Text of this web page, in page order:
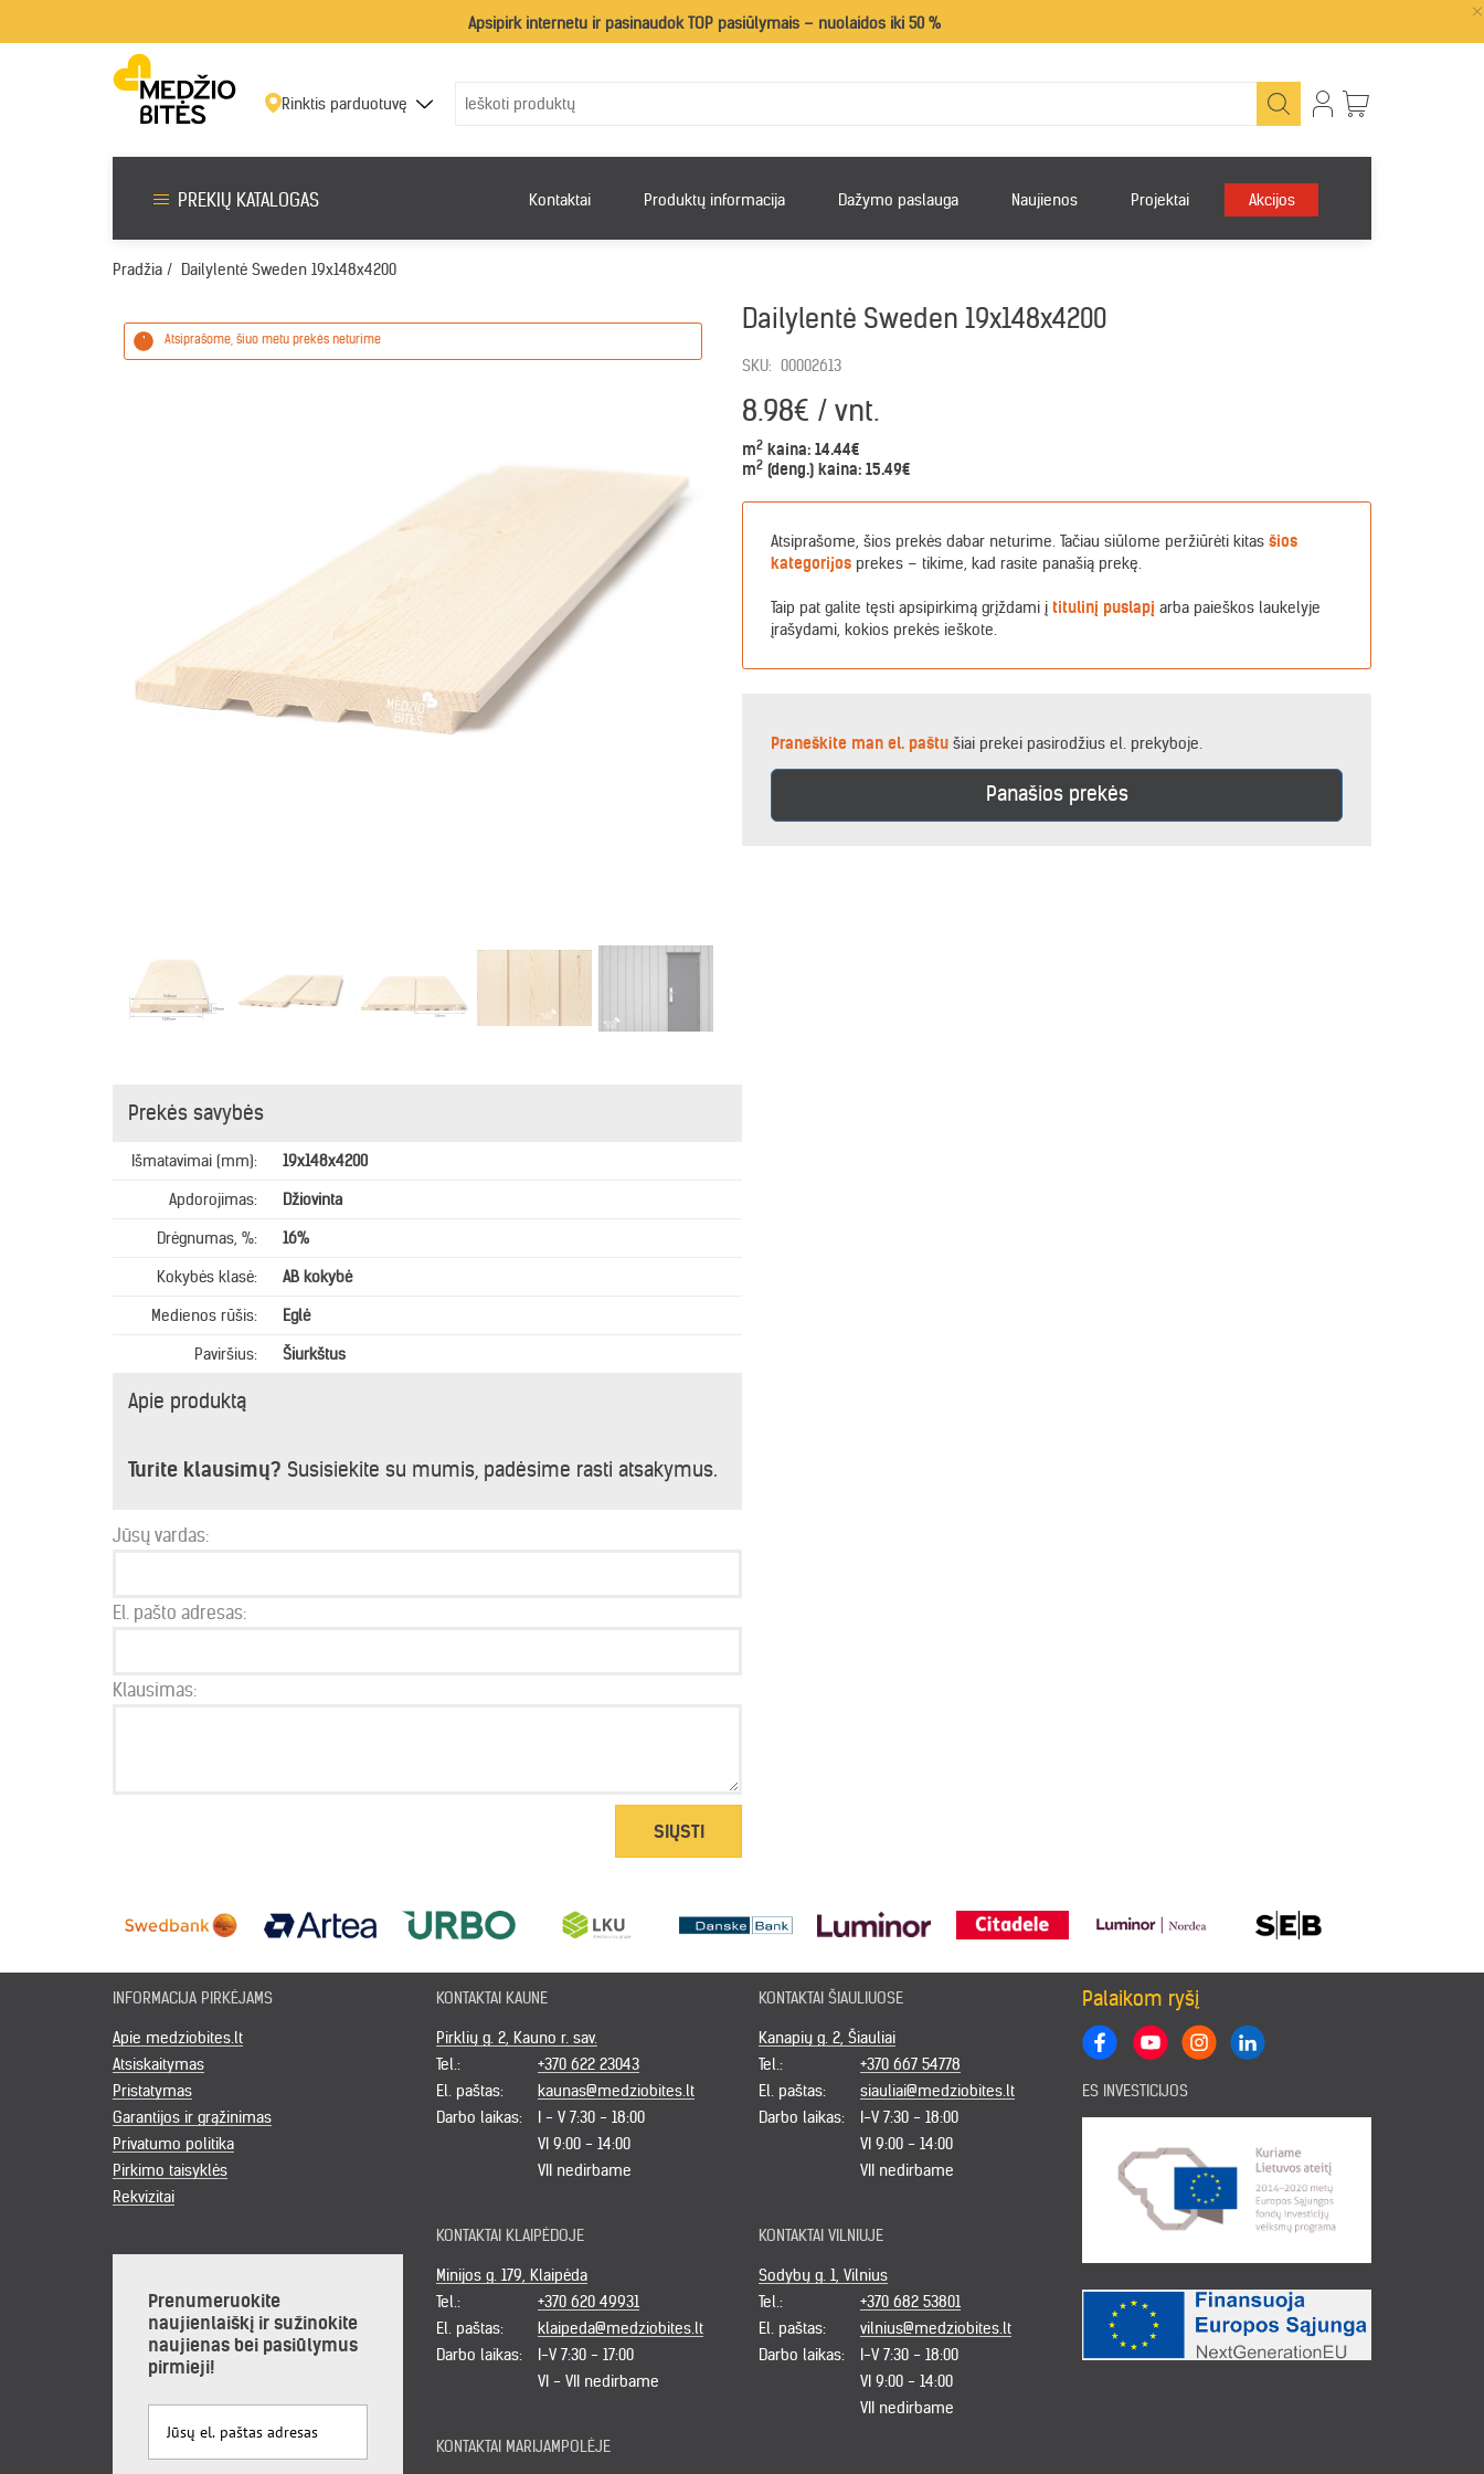
×
Apsipirk internetu ir pasinaudok TOP pasiūlymais – nuolaidos iki 50 %
Rinktis parduotuvę
PREKIŲ KATALOGAS Kontaktai Produktų informacija Dažymo paslauga Naujienos Projektai Akcijos
Pradžia / Dailylentė Sweden 19x148x4200
Atsiprašome, šiuo metu prekės neturime
Prekės savybės
Išmatavimai (mm):
19x148x4200
Apdorojimas:
Džiovinta
Drėgnumas, %:
16%
Kokybės klasė:
AB kokybė
Medienos rūšis:
Eglė
Paviršius:
Šiurkštus
Apie produktą
Turite klausimų? Susisiekite su mumis, padėsime rasti atsakymus.
Jūsų vardas:
El. pašto adresas:
Klausimas:
SIŲSTI
Dailylentė Sweden 19x148x4200
SKU: 00002613
8.98€ / vnt.
m2 kaina: 14.44€
m2 (deng.) kaina: 15.49€
Atsiprašome, šios prekės dabar neturime. Tačiau siūlome peržiūrėti kitas šios
kategorijos prekes – tikime, kad rasite panašią prekę.
Taip pat galite tęsti apsipirkimą grįždami į titulinį puslapį arba paieškos laukelyje
įrašydami, kokios prekės ieškote.
Praneškite man el. paštu šiai prekei pasirodžius el. prekyboje.
Panašios prekės
INFORMACIJA PIRKĖJAMS
Apie medziobites.lt
Atsiskaitymas
Pristatymas
Garantijos ir grąžinimas
Privatumo politika
Pirkimo taisyklės
Rekvizitai
Prenumeruokite
naujienlaiškį ir sužinokite
naujienas bei pasiūlymus
pirmieji!
KONTAKTAI KAUNE
Pirklių g. 2, Kauno r. sav.
Tel.:
+370 622 23043
El. paštas:
kaunas@medziobites.lt
Darbo laikas:
I - V 7:30 - 18:00
VI 9:00 - 14:00
VII nedirbame
KONTAKTAI KLAIPĖDOJE
Minijos g. 179, Klaipėda
Tel.:
+370 620 49931
El. paštas:
klaipeda@medziobites.lt
Darbo laikas:
I-V 7:30 - 17:00
VI - VII nedirbame
KONTAKTAI MARIJAMPOLĖJE
KONTAKTAI ŠIAULIUOSE
Kanapių g. 2, Šiauliai
Tel.:
+370 667 54778
El. paštas:
siauliai@medziobites.lt
Darbo laikas:
I-V 7:30 - 18:00
VI 9:00 - 14:00
VII nedirbame
KONTAKTAI VILNIUJE
Sodybų g. 1, Vilnius
Tel.:
+370 682 53801
El. paštas:
vilnius@medziobites.lt
Darbo laikas:
I-V 7:30 - 18:00
VI 9:00 - 14:00
VII nedirbame
Palaikom ryšį
ES INVESTICIJOS